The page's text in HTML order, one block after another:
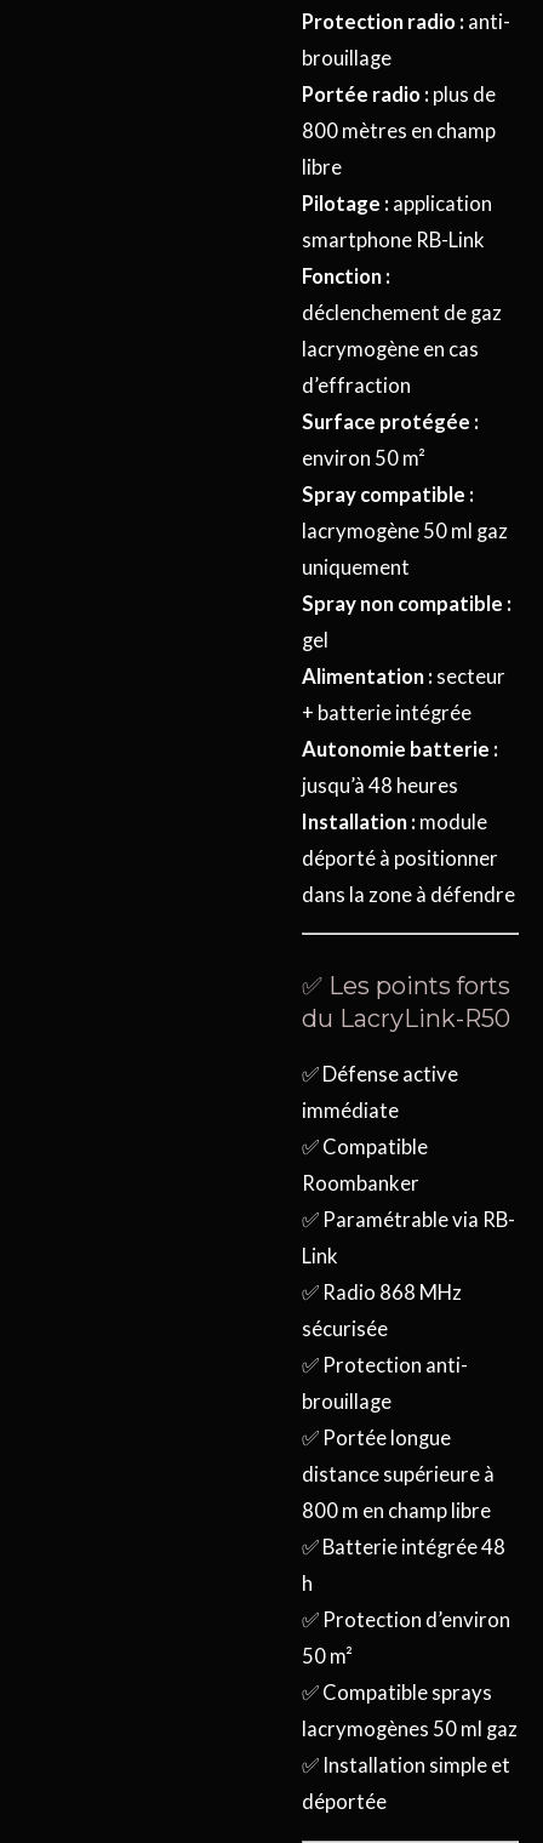
Protection radio : anti-
brouillage
Portée radio : plus de
800 mètres en champ
libre
Pilotage : application
smartphone RB-Link
Fonction :
déclenchement de gaz
lacrymogène en cas
d’effraction
Surface protégée :
environ 50 m²
Spray compatible :
lacrymogène 50 ml gaz
uniquement
Spray non compatible :
gel
Alimentation : secteur
+ batterie intégrée
Autonomie batterie :
jusqu’à 48 heures
Installation : module
déporté à positionner
dans la zone à défendre
✅ Les points forts
du LacryLink-R50
✅ Défense active
immédiate
✅ Compatible
Roombanker
✅ Paramétrable via RB-
Link
✅ Radio 868 MHz
sécurisée
✅ Protection anti-
brouillage
✅ Portée longue
distance supérieure à
800 m en champ libre
✅ Batterie intégrée 48
h
✅ Protection d’environ
50 m²
✅ Compatible sprays
lacrymogènes 50 ml gaz
✅ Installation simple et
déportée